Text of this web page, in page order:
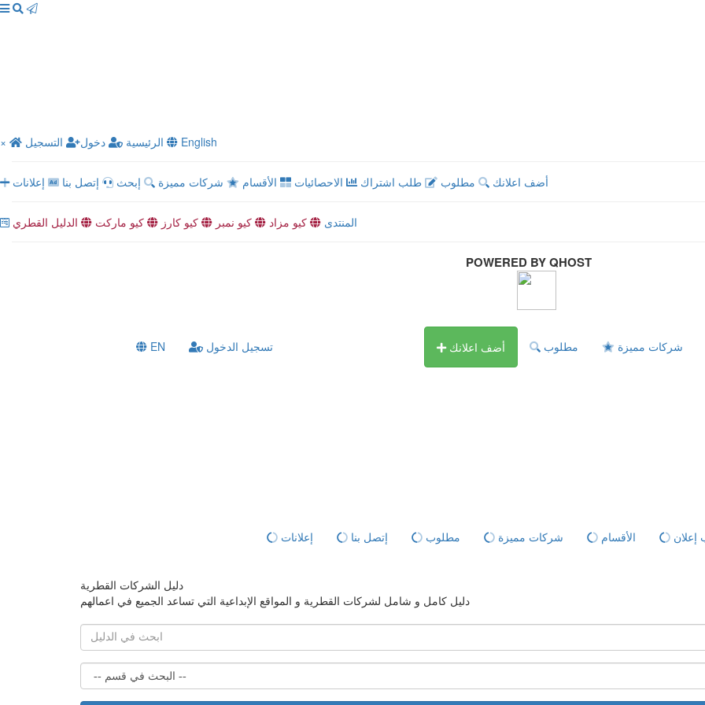
× الرئيسية دخول التسجيل English
أضف اعلانك مطلوب طلب اشتراك الاحصائيات الأقسام شركات مميزة إبحث إتصل بنا إعلانات
المنتدى كيو مزاد كيو نمبر كيو كارز كيو ماركت الدليل القطري
POWERED BY QHOST
شركات مميزة مطلوب أضف اعلانك تسجيل الدخول EN
الأقسام شركات مميزة مطلوب إتصل بنا إعلانات
دليل الشركات القطرية
دليل كامل و شامل لشركات القطرية و المواقع الإبداعية التي تساعد الجميع في اعمالهم